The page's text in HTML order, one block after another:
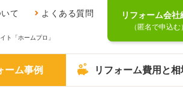
て よくある質問
ト「ホームプロ」
リフォーム会社
（匿名で申込む
ーム事例 リフォーム費用と相